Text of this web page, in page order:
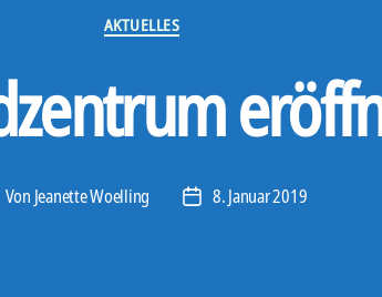
Kategorien
AKTUELLES
Von Jeanette Woelling Veröffentlichungsdatum
8. Januar 2019